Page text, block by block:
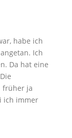
habe ich
Ich
Da hat eine
früher ja
ich immer